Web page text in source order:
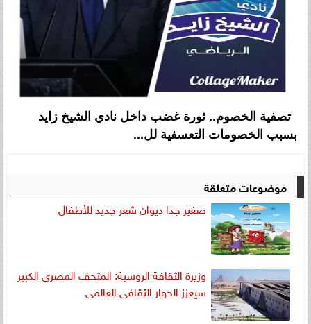
تصفية الخصوم.. ثورة غضب داخل نادي الشيخ زايد
بسبب الخصومات التعسفية لل...
موضوعات متعلقة
صغير جدا ديوان شعر جديد للأطفال
وزيرة الثقافة الروسية: المتحف المصرى الكبير
سيعزز الحوار الثقافى العالمى